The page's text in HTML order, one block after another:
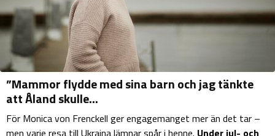
”Mammor flydde med sina barn och jag tänkte
att Åland skulle...
För Monica von Frenckell ger engagemanget mer än det tar –
men varje resa till Ukraina lämnar spår i henne. Under jul- och